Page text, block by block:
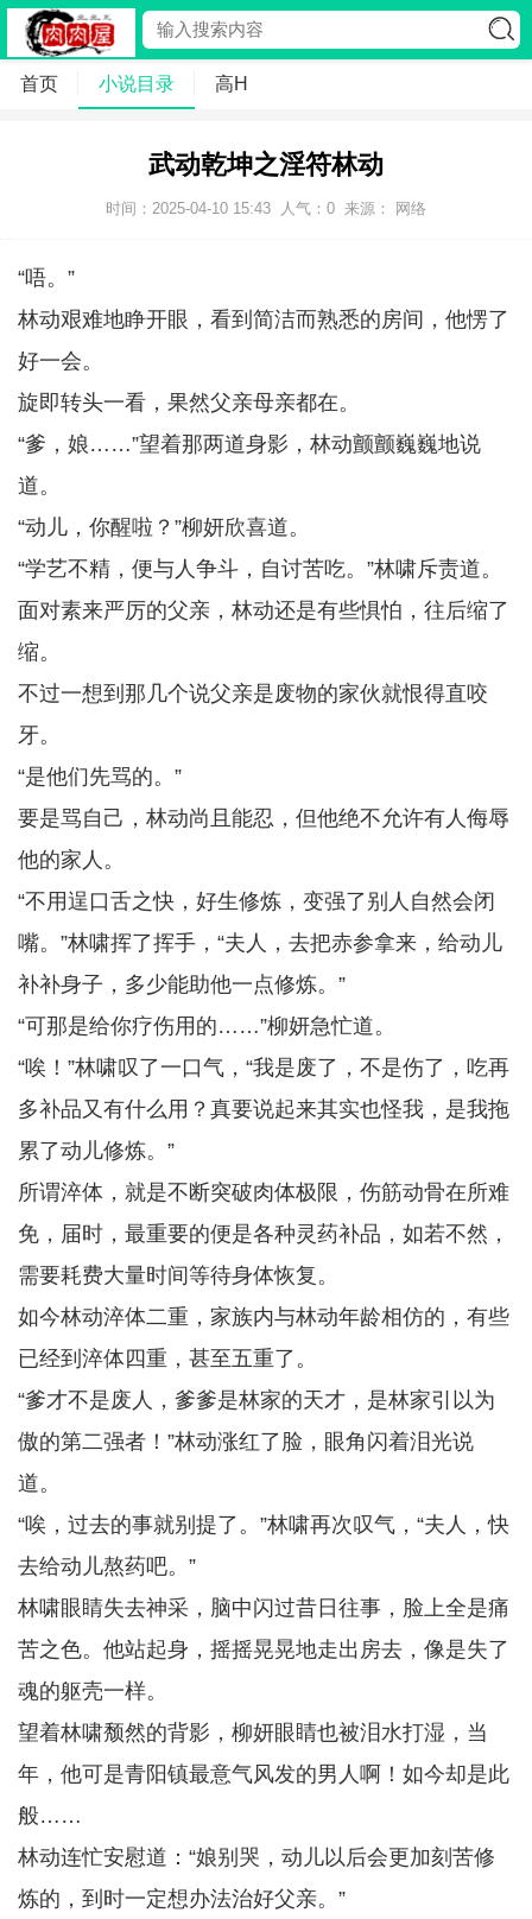
首页 小说目录 高H
武动乾坤之淫符林动
时间：2025-04-10 15:43 人气： 0 来源： 网络
“唔。”
林动艰难地睁开眼，看到简洁而熟悉的房间，他愣了
好一会。
旋即转头一看，果然父亲母亲都在。
“爹，娘……”望着那两道身影，林动颤颤巍巍地说
道。
“动儿，你醒啦？”柳妍欣喜道。
“学艺不精，便与人争斗，自讨苦吃。”林啸斥责道。
面对素来严厉的父亲，林动还是有些惧怕，往后缩了
缩。
不过一想到那几个说父亲是废物的家伙就恨得直咬
牙。
“是他们先骂的。”
要是骂自己，林动尚且能忍，但他绝不允许有人侮辱
他的家人。
“不用逞口舌之快，好生修炼，变强了别人自然会闭
嘴。”林啸挥了挥手，“夫人，去把赤参拿来，给动儿
补补身子，多少能助他一点修炼。”
“可那是给你疗伤用的……”柳妍急忙道。
“唉！”林啸叹了一口气，“我是废了，不是伤了，吃再
多补品又有什么用？真要说起来其实也怪我，是我拖
累了动儿修炼。”
所谓淬体，就是不断突破肉体极限，伤筋动骨在所难
免，届时，最重要的便是各种灵药补品，如若不然，
需要耗费大量时间等待身体恢复。
如今林动淬体二重，家族内与林动年龄相仿的，有些
已经到淬体四重，甚至五重了。
“爹才不是废人，爹爹是林家的天才，是林家引以为
傲的第二强者！”林动涨红了脸，眼角闪着泪光说
道。
“唉，过去的事就别提了。”林啸再次叹气，“夫人，快
去给动儿熬药吧。”
林啸眼睛失去神采，脑中闪过昔日往事，脸上全是痛
苦之色。他站起身，摇摇晃晃地走出房去，像是失了
魂的躯壳一样。
望着林啸颓然的背影，柳妍眼睛也被泪水打湿，当
年，他可是青阳镇最意气风发的男人啊！如今却是此
般……
林动连忙安慰道：“娘别哭，动儿以后会更加刻苦修
炼的，到时一定想办法治好父亲。”